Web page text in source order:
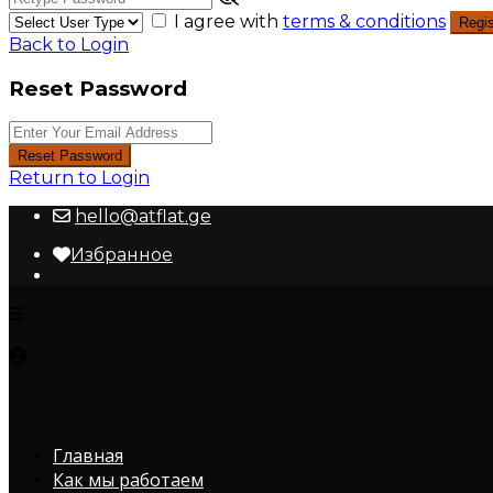
I agree with terms & conditions
Back to Login
Reset Password
Reset Password
Return to Login
hello@atflat.ge
Избранное
Главная
Как мы работаем